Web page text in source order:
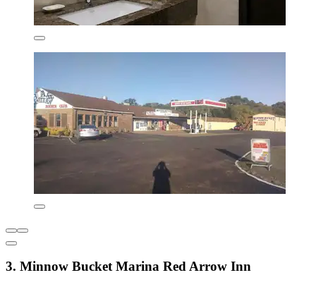
3. Minnow Bucket Marina Red Arrow Inn